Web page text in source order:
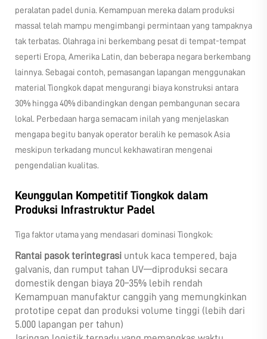
peralatan padel dunia. Kemampuan mereka dalam produksi
massal telah mampu mengimbangi permintaan yang tampaknya
tak terbatas. Olahraga ini berkembang pesat di tempat-tempat
seperti Eropa, Amerika Latin, dan beberapa negara berkembang
lainnya. Sebagai contoh, pemasangan lapangan menggunakan
material Tiongkok dapat mengurangi biaya konstruksi antara
30% hingga 40% dibandingkan dengan pembangunan secara
lokal. Perbedaan harga semacam inilah yang menjelaskan
mengapa begitu banyak operator beralih ke pemasok Asia
meskipun terkadang muncul kekhawatiran mengenai
pengendalian kualitas.
Keunggulan Kompetitif Tiongkok dalam
Produksi Infrastruktur Padel
Tiga faktor utama yang mendasari dominasi Tiongkok:
Rantai pasok terintegrasi untuk kaca tempered, baja
galvanis, dan rumput tahan UV—diproduksi secara
domestik dengan biaya 20–35% lebih rendah
Kemampuan manufaktur canggih yang memungkinkan
prototipe cepat dan produksi volume tinggi (lebih dari
5.000 lapangan per tahun)